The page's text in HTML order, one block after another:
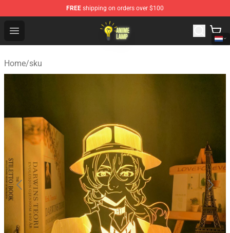
FREE shipping on orders over $100
Open menu
Anime Lamp Shop - The Best Store of Anime Lamp
Home/sku